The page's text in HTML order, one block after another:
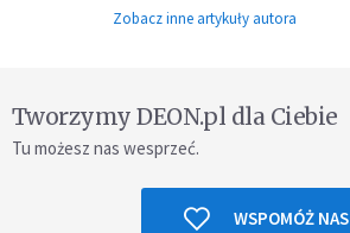
Zobacz inne artykuły autora
Tworzymy DEON.pl dla Ciebie
Tu możesz nas wesprzeć.
WSPOMÓŻ NAS